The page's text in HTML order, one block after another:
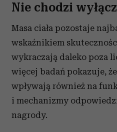
Nie chodzi
Masa ciała pozostaje
wskaźnikiem
wykraczają daleko poza
więcej badań pokazuje,
wpływają również na
i mechanizmy
nagrody.